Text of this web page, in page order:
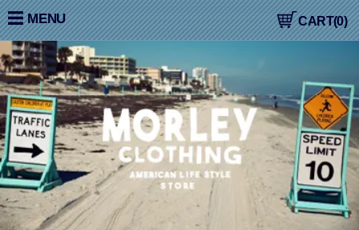
大阪高槻,国産ジーンズ,アメカジ,通販,販売, COLIMBO,コリン
ボ,WORKERS,ワーカーズ,LOOP&WEFT,ループ＆ウェフト CART(0)
MENU